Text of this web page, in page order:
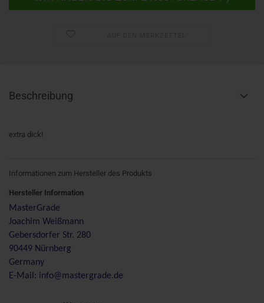
Beschreibung
extra dick!
Informationen zum Hersteller des Produkts
Hersteller Information
MasterGrade
Joachim Weißmann
Gebersdorfer Str. 280
90449 Nürnberg
Germany
E-Mail: info@mastergrade.de